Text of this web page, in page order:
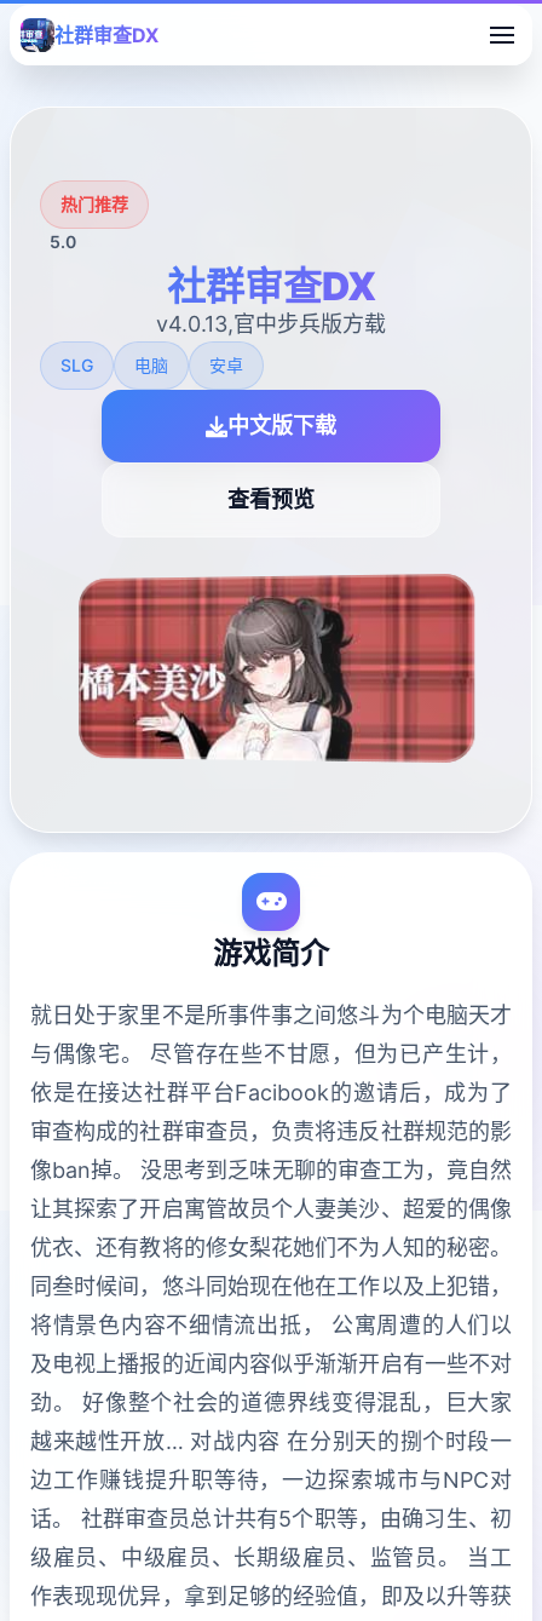
社群审查DX
热门推荐
5.0
社群审查DX
v4.0.13,官中步兵版方载
SLG 电脑 安卓
中文版下载
查看预览
游戏简介
就日处于家里不是所事件事之间悠斗为个电脑天才
与偶像宅。 尽管存在些不甘愿，但为已产生计，
依是在接达社群平台Facibook的邀请后，成为了
审查构成的社群审查员，负责将违反社群规范的影
像ban掉。 没思考到乏味无聊的审查工为，竟自然
让其探索了开启寓管故员个人妻美沙、超爱的偶像
优衣、还有教将的修女梨花她们不为人知的秘密。
同叁时候间，悠斗同始现在他在工作以及上犯错，
将情景色内容不细情流出抵， 公寓周遭的人们以
及电视上播报的近闻内容似乎渐渐开启有一些不对
劲。 好像整个社会的道德界线变得混乱，巨大家
越来越性开放… 对战内容 在分别天的捌个时段一
边工作赚钱提升职等待，一边探索城市与NPC对
话。 社群审查员总计共有5个职等，由确习生、初
级雇员、中级雇员、长期级雇员、监管员。 当工
作表现现优异，拿到足够的经验值，即及以升等获